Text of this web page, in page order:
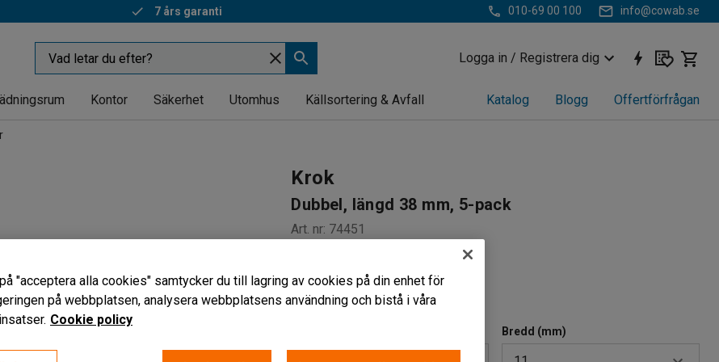
7 års garanti 010-69 00 100 info@cowab.se
Logga in / Registrera dig
Kontor Säkerhet Utomhus Källsortering & Avfall Katalog Blogg Offertförfrågan
Krok
Dubbel, längd 38 mm, 5-pack
Art. nr: 74451
Lätta att montera
Säljs i 5-pack
Bredd (mm)
"acceptera alla cookies" samtycker du till lagring av cookies på din enhet för
på webbplatsen, analysera webbplatsens användning och bistå i våra
Cookie policy